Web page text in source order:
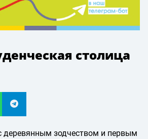
столица
деревянным зодчеством и первым